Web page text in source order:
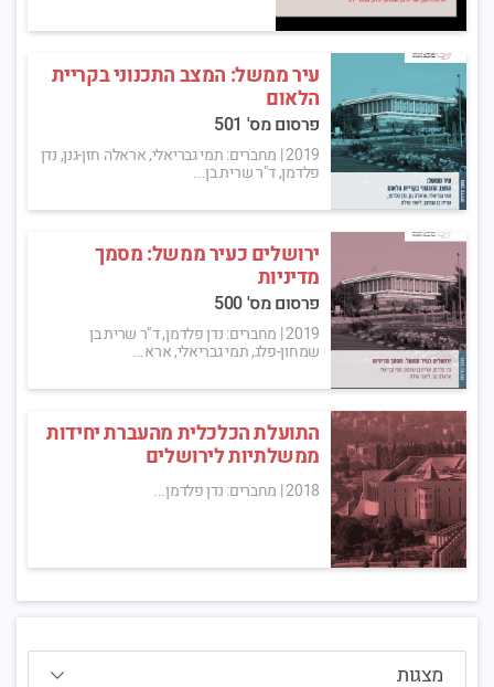
עיר ממשל: המצב התכנוני בקריית
הלאום
פרסום מס' 501
2019
| מחברים: תמי גבריאלי, אראלה חזן-גנן, נדן
פלדמן, ד"ר שרית בן...
ירושלים כעיר ממשל: מסמך
מדיניות
פרסום מס' 500
2019
| מחברים: נדן פלדמן, ד"ר שרית בן
שמחון-פלג, תמי גבריאלי, ארא...
התועלת הכלכלית מהעברת יחידות
ממשלתיות לירושלים
2018
| מחברים: נדן פלדמן...